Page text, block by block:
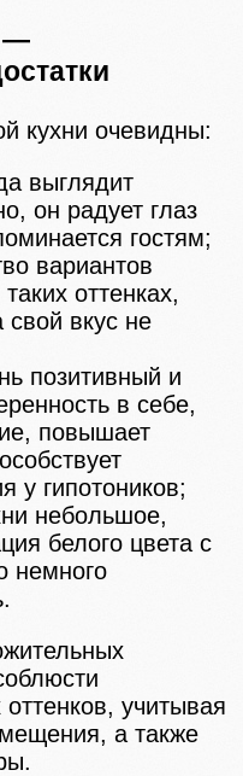
—
кухни очевидны:
выглядит
он радует глаз
гостям;
вариантов
оттенках,
свой вкус не
позитивный и
в себе,
повышает
у гипотоников;
небольшое,
белого цвета с
немного
учитывая
а также